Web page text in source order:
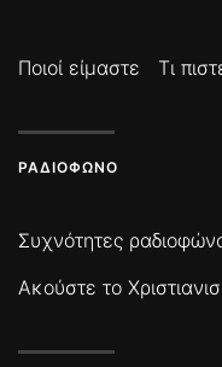
Ποιοί είμαστε Τι
ΡΑΔΙΌΦΩΝΟ
Συχνότητες
Ακούστε το